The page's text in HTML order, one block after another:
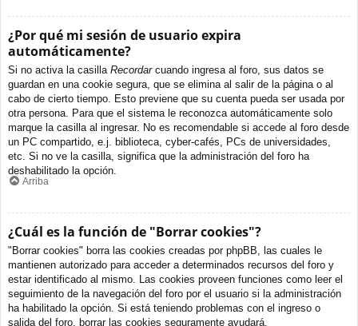
¿Por qué mi sesión de usuario expira
automáticamente?
Si no activa la casilla Recordarcuando ingresa al foro, sus datos se
guardan en una cookie segura, que se elimina al salir de la página o al
cabo de cierto tiempo. Esto previene que su cuenta pueda ser usada por
otra persona. Para que el sistema le reconozca automáticamente solo
marque la casilla al ingresar. No es recomendable si accede al foro desde
un PC compartido, e.j. biblioteca, cyber-cafés, PCs de universidades,
etc. Si no ve la casilla, significa que la administración del foro ha
deshabilitado la opción.
Arriba
¿Cuál es la función de "Borrar cookies"?
"Borrar cookies" borra las cookies creadas por phpBB, las cuales le
mantienen autorizado para acceder a determinados recursos del foro y
estar identificado al mismo. Las cookies proveen funciones como leer el
seguimiento de la navegación del foro por el usuario si la administración
ha habilitado la opción. Si está teniendo problemas con el ingreso o
salida del foro, borrar las cookies seguramente ayudará.